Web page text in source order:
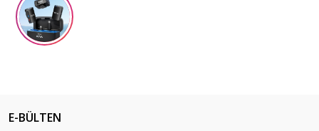
E-BÜLTEN